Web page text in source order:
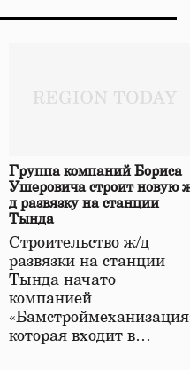
Группа компаний Бориса
Ушеровича строит новую
д развязку на станции
Тында
Строительство ж/д
развязки на станции
Тында начато
компанией
которая входит в…